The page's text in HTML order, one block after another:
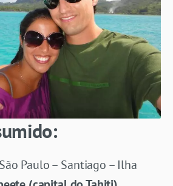
Paulo – Santiago – Ilha